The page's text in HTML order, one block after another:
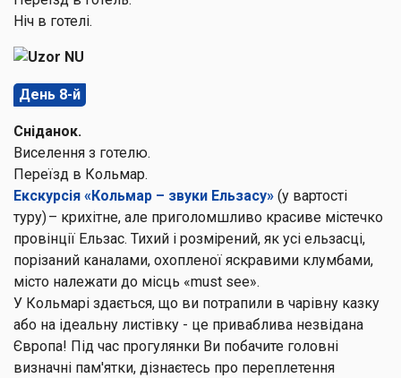
Ніч в готелі.
День 8-й
Сніданок.
Виселення з готелю.
Переїзд в Кольмар.
Екскурсія «Кольмар – звуки Ельзасу» (у вартості
туру) – крихітне, але приголомшливо красиве містечко
провінції Ельзас. Тихий і розмірений, як усі ельзасці,
порізаний каналами, охопленої яскравими клумбами,
місто належати до місць «must see».
У Кольмарі здається, що ви потрапили в чарівну казку
або на ідеальну листівку - це приваблива незвідана
Європа! Під час прогулянки Ви побачите головні
визначні пам'ятки, дізнаєтесь про переплетення